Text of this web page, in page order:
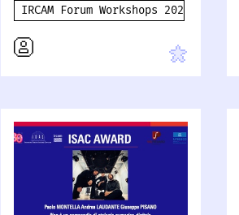
IRCAM Forum Workshops 2024